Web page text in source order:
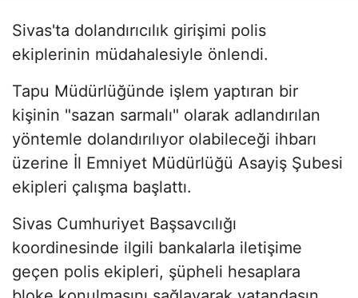
Sivas'ta dolandırıcılık girişimi polis
ekiplerinin müdahalesiyle önlendi.
Tapu Müdürlüğünde işlem yaptıran bir
kişinin "sazan sarmalı" olarak adlandırılan
yöntemle dolandırılıyor olabileceği ihbarı
üzerine İl Emniyet Müdürlüğü Asayiş Şubesi
ekipleri çalışma başlattı.
Sivas Cumhuriyet Başsavcılığı
koordinesinde ilgili bankalarla iletişime
geçen polis ekipleri, şüpheli hesaplara